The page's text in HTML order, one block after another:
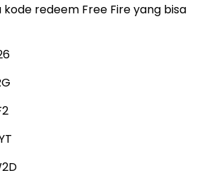
redeem Free Fire yang bisa